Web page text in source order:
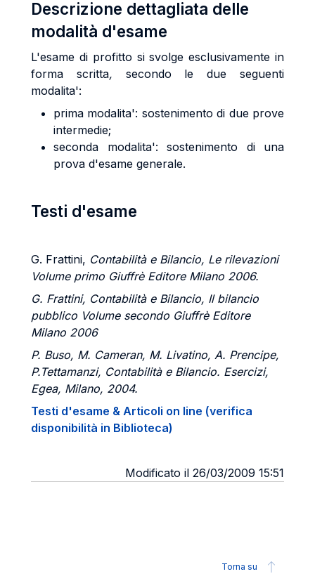
Descrizione dettagliata delle
modalità d'esame
L'esame di profitto si svolge esclusivamente in
forma scritta, secondo le due seguenti
modalita':
prima modalita': sostenimento di due prove
intermedie;
seconda modalita': sostenimento di una
prova d'esame generale.
Testi d'esame
G. Frattini, Contabilità e Bilancio, Le rilevazioni
Volume primo Giuffrè Editore Milano 2006.
G. Frattini, Contabilità e Bilancio, Il bilancio
pubblico Volume secondo Giuffrè Editore
Milano 2006
P. Buso, M. Cameran, M. Livatino, A. Prencipe,
P.Tettamanzi, Contabilità e Bilancio. Esercizi,
Egea, Milano, 2004.
Testi d'esame & Articoli on line (verifica
disponibilità in Biblioteca)
Modificato il 26/03/2009 15:51
Torna su